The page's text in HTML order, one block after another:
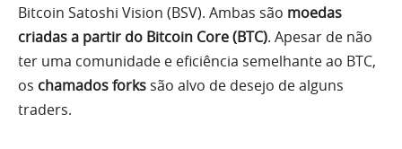
Bitcoin Satoshi Vision (BSV). Ambas são moedas
criadas a partir do Bitcoin Core (BTC). Apesar de não
ter uma comunidade e eficiência semelhante ao BTC,
os chamados forks são alvo de desejo de alguns
traders.